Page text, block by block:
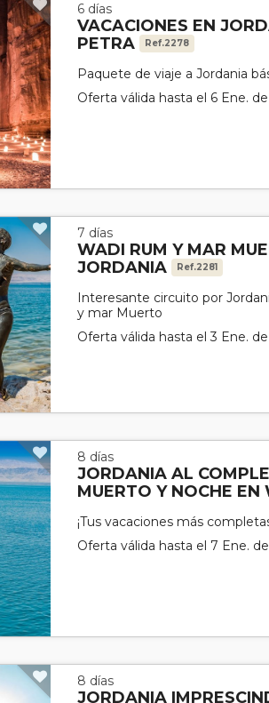
6 días
VACACIONES EN
PETRA
Ref.2278
Paquete de viaje a Jordania
Oferta válida hasta el 6 Ene.
7 días
WADI RUM Y MAR
JORDANIA
Ref.2281
Interesante circuito por
y mar Muerto
Oferta válida hasta el 3 Ene.
8 días
JORDANIA AL
MUERTO Y NOCHE EN
¡Tus vacaciones más
Oferta válida hasta el 7 Ene.
8 días
JORDANIA